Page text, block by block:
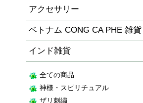
アクセサリー
ベトナム CONG CA PHE 雑貨
インド雑貨
全ての商品
神様・スピリチュアル
ザリ刺繍